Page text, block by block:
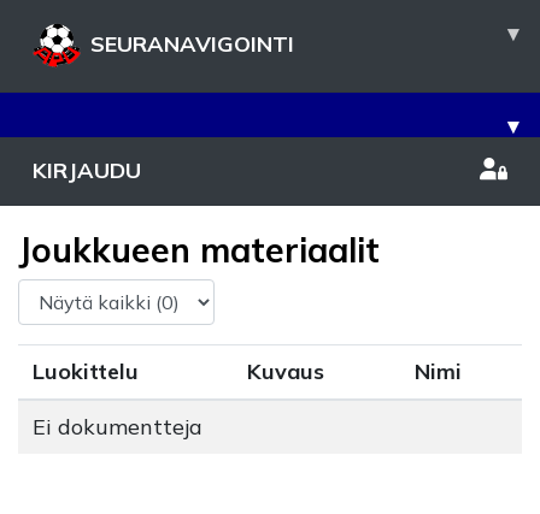
SEURANAVIGOINTI ▾
▾
KIRJAUDU
Joukkueen materiaalit
Luokittelu Kuvaus
Nimi
Ei dokumentteja